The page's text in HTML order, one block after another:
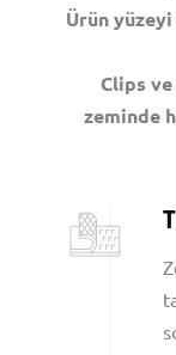
Ürün
Clips
zeminde